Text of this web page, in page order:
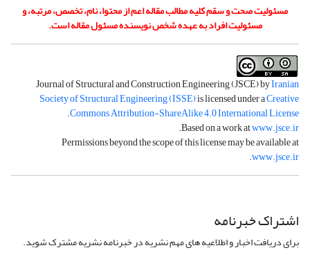
مسئولیت صحت و سقم کلیه مطالب مقاله اعم از محتوا، نام، تخصص، مرتبه، و
مسئولیت افراد به عهده شخص نویسنده مسئول مقاله است.
Journal of Structural and Construction Engineering (JSCE) byIranian
Society of Structural Engineering (ISSE)is licensed under aCreative
Commons Attribution-ShareAlike 4.0 International License
.
Based on a work atwww.jsce.ir
.
Permissions beyond the scope of this license may be available at
www.jsce.ir
.
اشتراک خبرنامه
برای دریافت اخبار و اطلاعیه های مهم نشریه در خبرنامه نشریه مشترک شوید.